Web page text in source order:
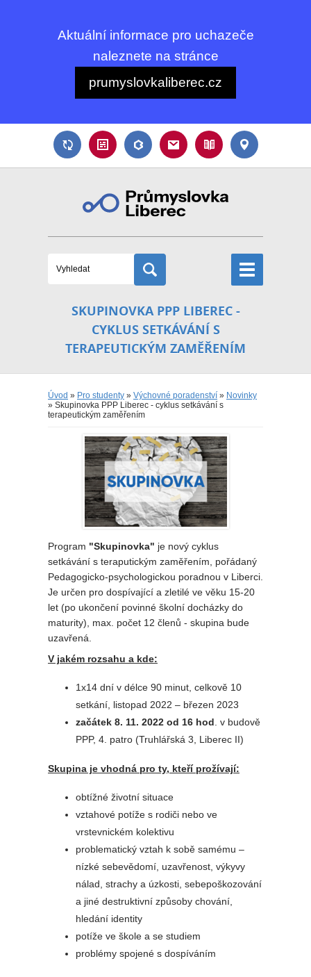
Aktuální informace pro uchazeče
naleznete na stránce
prumyslovkaliberec.cz
SKUPINOVKA PPP LIBEREC -
CYKLUS SETKÁVÁNÍ S
TERAPEUTICKÝM ZAMĚŘENÍM
Úvod » Pro studenty » Výchovné poradenství » Novinky
» Skupinovka PPP Liberec - cyklus setkávání s
terapeutickým zaměřením
Program "Skupinovka" je nový cyklus
setkávání s teraputickým zaměřením, pořádaný
Pedagogicko-psychologickou poradnou v Liberci.
Je určen pro dospívající a zletilé ve věku 15-20
let (po ukončení povinné školní docházky do
maturity), max. počet 12 členů - skupina bude
uzavřená.
V jakém rozsahu a kde:
1x14 dní v délce 90 minut, celkově 10
setkání, listopad 2022 – březen 2023
začátek 8. 11. 2022 od 16 hod. v budově
PPP, 4. patro (Truhlářská 3, Liberec II)
Skupina je vhodná pro ty, kteří prožívají:
obtížné životní situace
vztahové potíže s rodiči nebo ve
vrstevnickém kolektivu
problematický vztah k sobě samému –
nízké sebevědomí, uzavřenost, výkyvy
nálad, strachy a úzkosti, sebepoškozování
a jiné destruktivní způsoby chování,
hledání identity
potíže ve škole a se studiem
problémy spojené s dospíváním